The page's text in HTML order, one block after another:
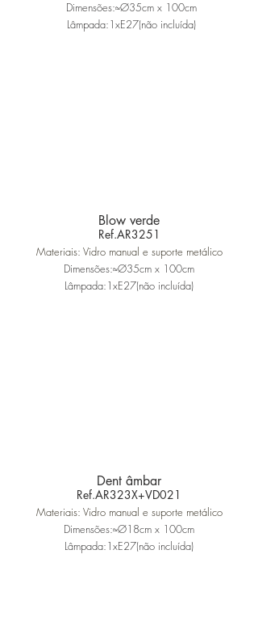
Dimensões:≈Ø35cm x 100cm
Lâmpada:1xE27(não incluída)
Blow verde
Ref.AR3251
Materiais: Vidro manual e suporte metálico
Dimensões:≈Ø35cm x 100cm
Lâmpada:1xE27(não incluída)
Dent âmbar
Ref.AR323X+VD021
Materiais: Vidro manual e suporte metálico
Dimensões:≈Ø18cm x 100cm
Lâmpada:1xE27(não incluída)